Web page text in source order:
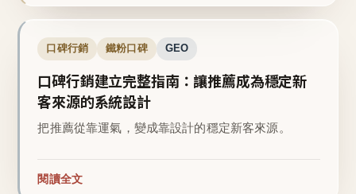
口碑行銷 鐵粉口碑 GEO
口碑行銷建立完整指南：讓推薦成為穩定新
客來源的系統設計
把推薦從靠運氣，變成靠設計的穩定新客來源。
閱讀全文